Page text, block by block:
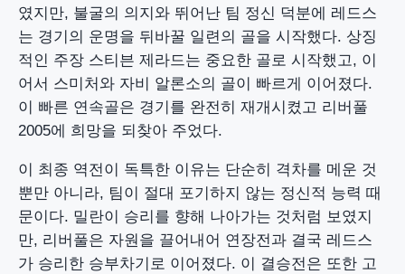
였지만, 불굴의 의지와 뛰어난 팀 정신 덕분에 레드스
는 경기의 운명을 뒤바꿀 일련의 골을 시작했다. 상징
적인 주장 스티븐 제라드는 중요한 골로 시작했고, 이
어서 스미처와 자비 알론소의 골이 빠르게 이어졌다.
이 빠른 연속골은 경기를 완전히 재개시켰고 리버풀
2005에 희망을 되찾아 주었다.
이 최종 역전이 독특한 이유는 단순히 격차를 메운 것
뿐만 아니라, 팀이 절대 포기하지 않는 정신적 능력 때
문이다. 밀란이 승리를 향해 나아가는 것처럼 보였지
만, 리버풀은 자원을 끌어내어 연장전과 결국 레드스
가 승리한 승부차기로 이어졌다. 이 결승전은 또한 고